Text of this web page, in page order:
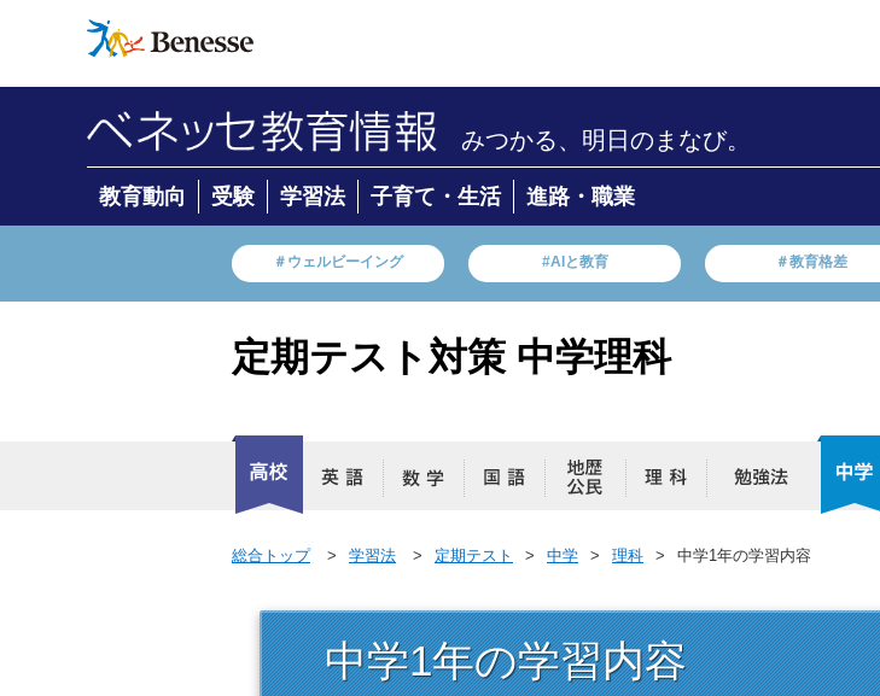
みつかる、明日のまなび。
教育動向 受験 学習法 子育て・生活 進路・職業
＃ウェルビーイング #AIと教育 ＃教育格差
定期テスト対策 中学理科
総合トップ 学習法 定期テスト 中学 理科 中学1年の学習内容
中学1年の学習内容